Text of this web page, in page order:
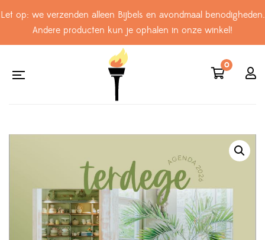
Let op: we verzenden alleen Bijbels en avondmaal benodigheden.
Andere producten kun je ophalen in onze winkel!
0